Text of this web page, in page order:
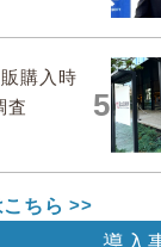
購入時
査
ちら
5